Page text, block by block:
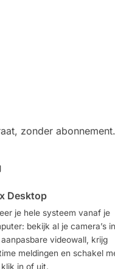
zonder abonnement.
Desktop
je hele systeem vanaf je
bekijk al je camera’s in
videowall, krijg
meldingen en schakel
in of uit.